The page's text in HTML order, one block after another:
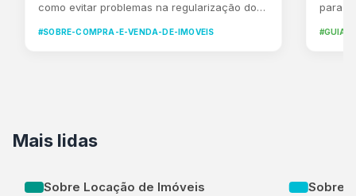
como evitar problemas na regularização do
#SOBRE-COMPRA-E-VENDA-DE-IMOVEIS
para ir
#GUIA-
Mais lidas
Sobre Locação de Imóveis Sobre